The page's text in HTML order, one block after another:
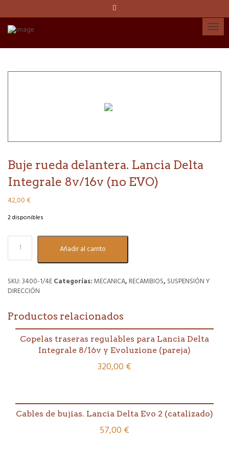
Buje rueda delantera. Lancia Delta
Integrale 8v/16v (no EVO)
42,00€
2 disponibles
rueda
delantera.
Delta
Integrale
EVO)
cantidad
Añadir al carrito
SKU:3400-1/4ECategorías:MECANICA, RECAMBIOS, SUSPENSIÓN Y
DIRECCIÓN
Productos relacionados
Copelas traseras regulables para Lancia Delta
Integrale 8/16v y Evoluzione (pareja)
320,00€
Cables de bujías. Lancia Delta Evo 2 (catalizado)
57,00€